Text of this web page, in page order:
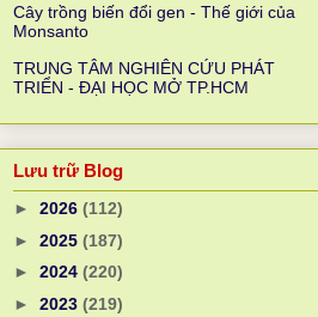
Cây trồng biến đổi gen - Thế giới của
Monsanto
TRUNG TÂM NGHIÊN CỨU PHÁT
TRIỂN - ĐẠI HỌC MỞ TP.HCM
Lưu trữ Blog
► 2026 (112)
► 2025 (187)
► 2024 (220)
► 2023 (219)